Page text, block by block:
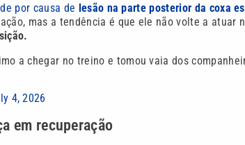
por causa de lesão na parte posterior da coxa
mas a tendência é que ele não volte a atuar
a chegar no treino e tomou vaia dos
4, 2026
em recuperação